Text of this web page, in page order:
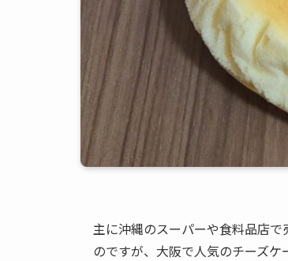
主に沖縄のスーパーや食料品店で
のですが、大阪で人気のチーズ